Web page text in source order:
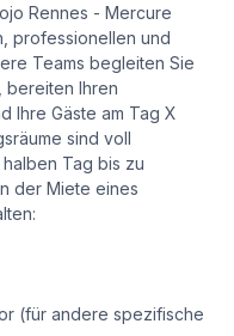
Rennes - Mercure
professionellen und
Teams begleiten Sie
bereiten Ihren
Ihre Gäste am Tag X
sind voll
Tag bis zu
der Miete eines
(für andere spezifische